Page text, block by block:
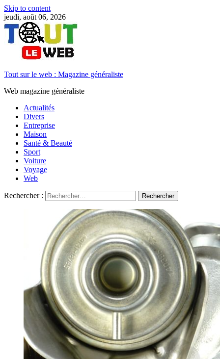
Skip to content
jeudi, août 06, 2026
Tout sur le web : Magazine généraliste
Web magazine généraliste
Actualités
Divers
Entreprise
Maison
Santé & Beauté
Sport
Voiture
Voyage
Web
Rechercher :